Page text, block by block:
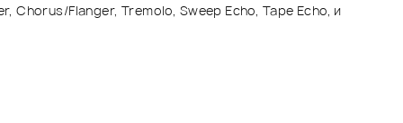
Flanger, Tremolo, Sweep Echo, Tape Echo, и